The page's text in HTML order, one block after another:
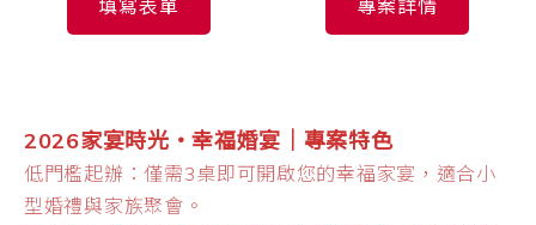
填寫表單 專案詳情
2026家宴時光・幸福婚宴｜專案特色
低門檻起辦：僅需3桌即可開啟您的幸福家宴，適合小
型婚禮與家族聚會。